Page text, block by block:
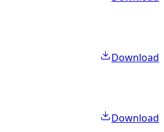
Download
Download